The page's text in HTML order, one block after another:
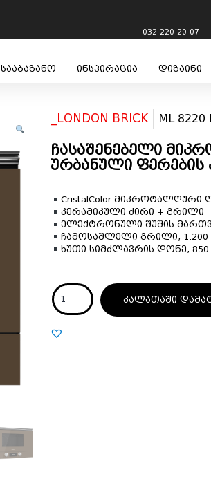
032 220 20 07
სააბაზანო ინსპირაცია დიზაინი
_LONDON BRICK ML 8220
ჩასაშენებელი
ურბანული ფერების
CristalColor მიკროტალღური
კერამიკული ძირი + გრილი
ელექტრონული შუშის
ჩამოსაშლელი გრილი, 1.200
ხუთი სიმძლავრის დონე,
კალათაში